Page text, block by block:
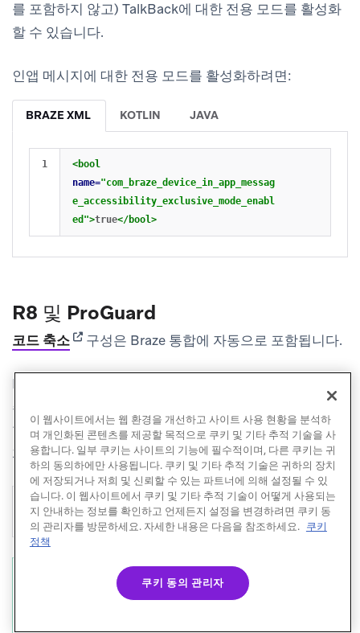
를 포함하지 않고) TalkBack에 대한 전용 모드를 활성화
할 수 있습니다.
인앱 메시지에 대한 전용 모드를 활성화하려면:
BRAZE XML KOTLIN JAVA
<bool
name="com_braze_device_in_app_messag
e_accessibility_exclusive_mode_enabl
ed">true</bool>
R8 및 ProGuard
코드 축소(opens in new tab)
구성은 Braze 통합에 자동으로 포함됩니다.
Braze 코드를 난독화하는 클라이언트 앱은 Braze가 스택
추적을 해석할 수 있도록 릴리스 매핑 파일을 저장해야
합니다. 모든 Braze 코드를 계속 유지하려면 ProGuard
파일에 다음을 추가하세요:
-keep class bo.app.** { *; }
SDK 통합에 대한 QA를 수행하는 동안
이 웹사이트에서는 웹 환경을 개선하고 사이트 사용 현황을 분석하
며 개인화된 콘텐츠를 제공할 목적으로 쿠키 및 기타 추적 기술을 사
용합니다. 일부 쿠키는 사이트의 기능에 필수적이며, 다른 쿠키는 귀
하의 동의하에만 사용됩니다. 쿠키 및 기타 추적 기술은 귀하의 장치
에 저장되거나 저희 및 신뢰할 수 있는 파트너에 의해 설정될 수 있
습니다. 이 웹사이트에서 쿠키 및 기타 추적 기술이 어떻게 사용되는
지 안내하는 정보를 확인하고 언제든지 설정을 변경하려면 쿠키 동
의 관리자를 방문하세요. 자세한 내용은 다음을 참조하세요. 쿠키
정책
쿠키 동의 관리자